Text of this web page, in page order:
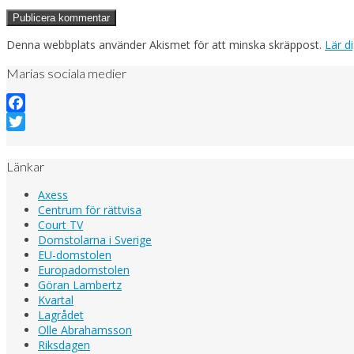
Denna webbplats använder Akismet för att minska skräppost. Lär
Marias sociala medier
Facebook
Länkar
Axess
Centrum för rättvisa
Court TV
Domstolarna i Sverige
EU-domstolen
Europadomstolen
Göran Lambertz
Kvartal
Lagrådet
Olle Abrahamsson
Riksdagen